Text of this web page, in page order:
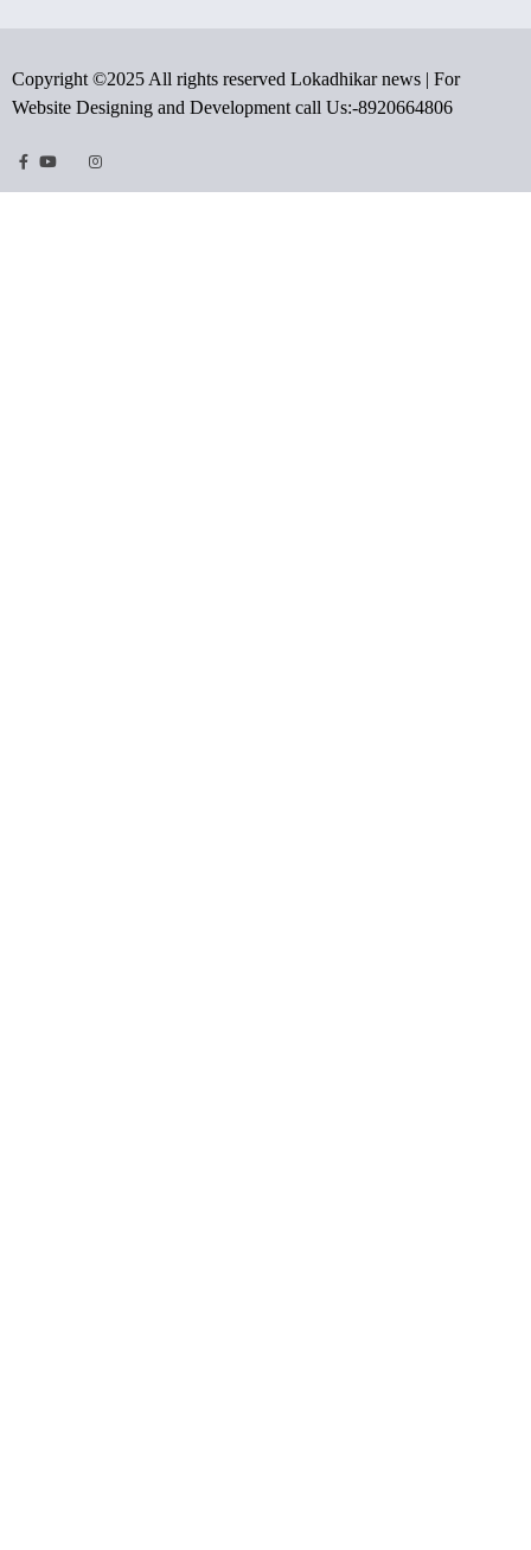
Copyright ©2025 All rights reserved Lokadhikar news | For
Website Designing and Development call Us:-8920664806
Facebook
Youtube
TwitterInstragram